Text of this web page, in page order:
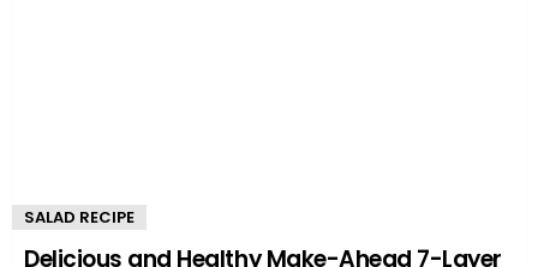
SALAD RECIPE
Delicious and Healthy Make-Ahead 7-Layer